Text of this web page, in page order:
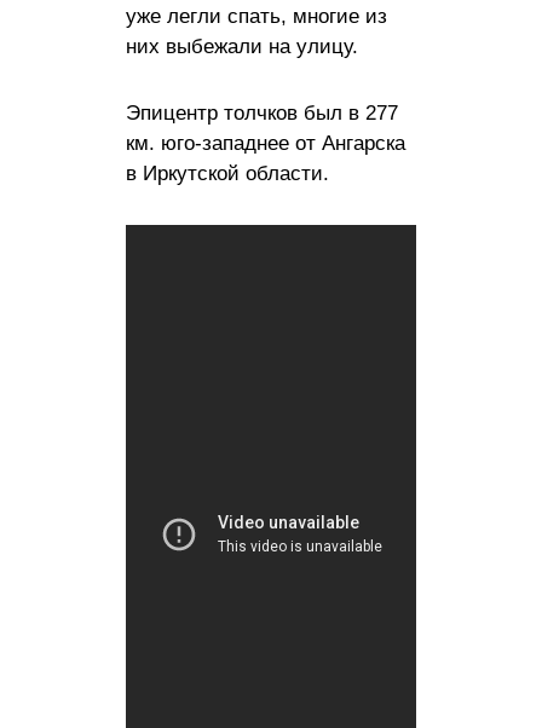
уже легли спать, многие из
них выбежали на улицу.
Эпицентр толчков был в 277
км. юго-западнее от Ангарска
в Иркутской области.